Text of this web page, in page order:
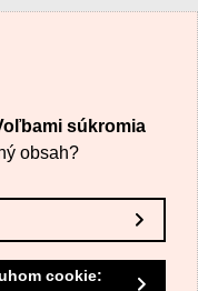
súkromia
obsah?
cookie: